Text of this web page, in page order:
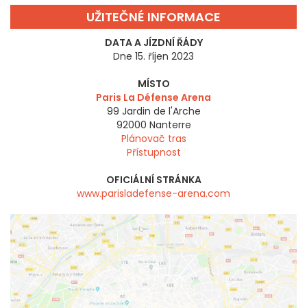
UŽITEČNÉ INFORMACE
DATA A JÍZDNÍ ŘÁDY
Dne 15. říjen 2023
MÍSTO
Paris La Défense Arena
99 Jardin de l'Arche
92000 Nanterre
Plánovač tras
Přístupnost
OFICIÁLNÍ STRÁNKA
www.parisladefense-arena.com